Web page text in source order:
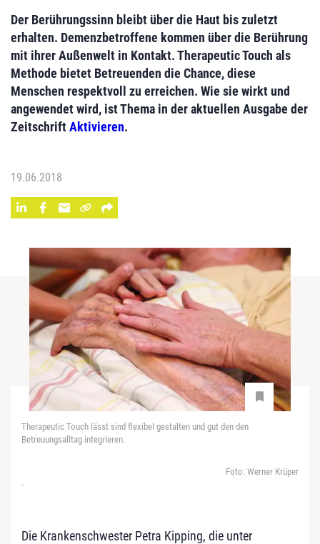
Der Berührungssinn bleibt über die Haut bis zuletzt
erhalten. Demenzbetroffene kommen über die Berührung
mit ihrer Außenwelt in Kontakt. Therapeutic Touch als
Methode bietet Betreuenden die Chance, diese
Menschen respektvoll zu erreichen. Wie sie wirkt und
angewendet wird, ist Thema in der aktuellen Ausgabe der
ZeitschriftAktivieren.
19.06.2018
Therapeutic Touch lässt sind flexibel gestalten und gut den den
Betreuungsalltag integrieren.
Foto: Werner Krüper
-
Die Krankenschwester Petra Kipping, die unter